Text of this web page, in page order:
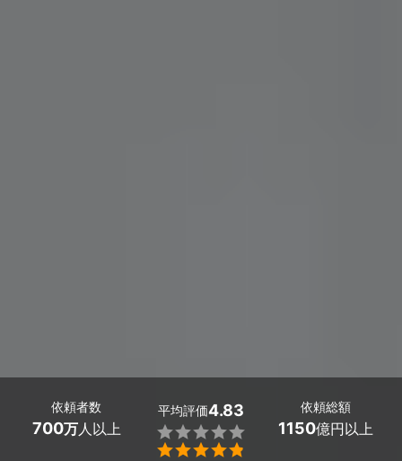
依頼者数
700万人以上
平均評価4.83


依頼総額
1150億円以上